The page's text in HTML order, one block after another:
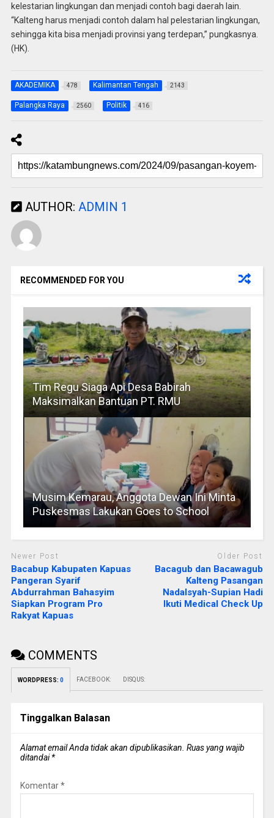
kelestarian lingkungan dan menjadi contoh bagi daerah lain.
“Kalteng harus menjadi contoh dalam hal pelestarian lingkungan,
sehingga kita bisa menjadi provinsi yang terdepan,” pungkasnya.
(HK).
AKADEMIKA 478 Kalimantan Tengah 2143
Palangka Raya 2560 Politik 416
AUTHOR: ADMIN 1
RECOMMENDED FOR YOU
Tim Regu Siaga Api Desa Babirah
Maksimalkan Bantuan PT. RMU
Musim Kemarau, Anggota Dewan Ini Minta
Puskesmas Lakukan Goes to School
Newer Post
Bacabup Kabupaten Kapuas
Pangeran Syarif
Abdurrahman Bahasyim
Siapkan Program Pro
Rakyat Kapuas
Older Post
Bacagub dan Bacawagub
Kalteng Pasangan
Nadalsyah-Supian Hadi
Ikuti Medical Check Up
COMMENTS
WORDPRESS: 0 FACEBOOK: DISQUS:
Tinggalkan Balasan
Alamat email Anda tidak akan dipublikasikan. Ruas yang wajib
ditandai*
Komentar*